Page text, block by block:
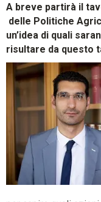
A breve partirà il
delle Politiche
un’idea di quali
risultare da questo